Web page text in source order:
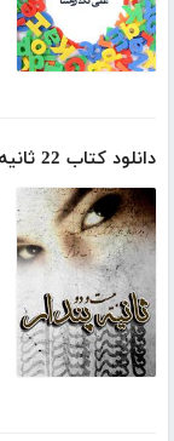
دانلود کتاب 22 ثانیه پندار